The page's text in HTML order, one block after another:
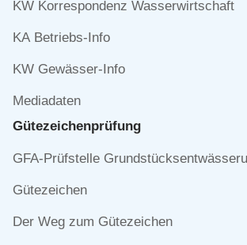
KW Korrespondenz Wasserwirtschaft
KA Betriebs-Info
KW Gewässer-Info
Mediadaten
Gütezeichen­prüfung
Navigation
GFA-Prüfstelle
Gütezeichen
Der Weg zum Gütezeichen